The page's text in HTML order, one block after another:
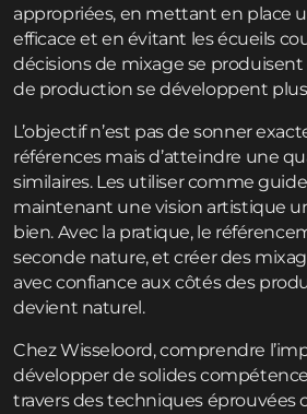
appropriées, en mettant en place
efficace et en évitant les écueils
décisions de mixage se
de production se développent
L’objectif n’est pas de sonner
références mais d’atteindre une
similaires. Les utiliser comme
maintenant une vision artistique
bien. Avec la pratique, le
seconde nature, et créer des
avec confiance aux côtés des
devient naturel.
Chez Wisseloord, comprendre
développer de solides
travers des techniques éprouvées